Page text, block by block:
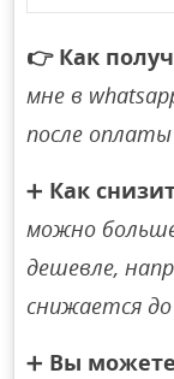
👉 Как
мне в
после
➕ Как
можно
дешевле,
снижается до
➕ Вы